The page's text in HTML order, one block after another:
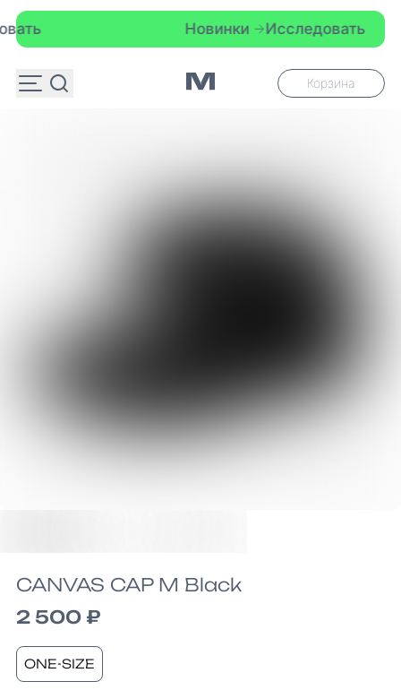
Новинки Исследовать
Корзина
CANVAS CAP M Black
2 500 ₽
ONE-SIZE